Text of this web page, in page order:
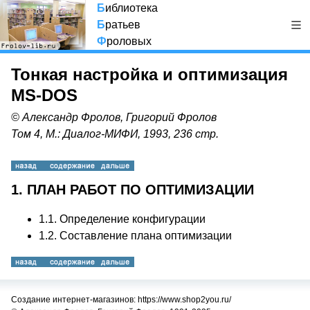
Библиотека
Братьев
Фроловых
Тонкая настройка и оптимизация
MS-DOS
© Александр Фролов, Григорий Фролов
Том 4, М.: Диалог-МИФИ, 1993, 236 стр.
1. ПЛАН РАБОТ ПО ОПТИМИЗАЦИИ
1.1. Определение конфигурации
1.2. Составление плана оптимизации
Создание интернет-магазинов: https://www.shop2you.ru/